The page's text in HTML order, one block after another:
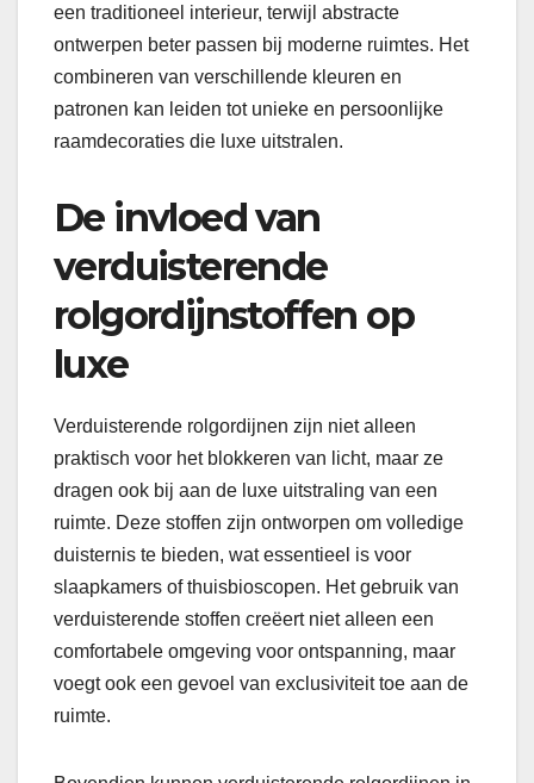
een traditioneel interieur, terwijl abstracte
ontwerpen beter passen bij moderne ruimtes. Het
combineren van verschillende kleuren en
patronen kan leiden tot unieke en persoonlijke
raamdecoraties die luxe uitstralen.
De invloed van
verduisterende
rolgordijnstoffen op
luxe
Verduisterende rolgordijnen zijn niet alleen
praktisch voor het blokkeren van licht, maar ze
dragen ook bij aan de luxe uitstraling van een
ruimte. Deze stoffen zijn ontworpen om volledige
duisternis te bieden, wat essentieel is voor
slaapkamers of thuisbioscopen. Het gebruik van
verduisterende stoffen creëert niet alleen een
comfortabele omgeving voor ontspanning, maar
voegt ook een gevoel van exclusiviteit toe aan de
ruimte.